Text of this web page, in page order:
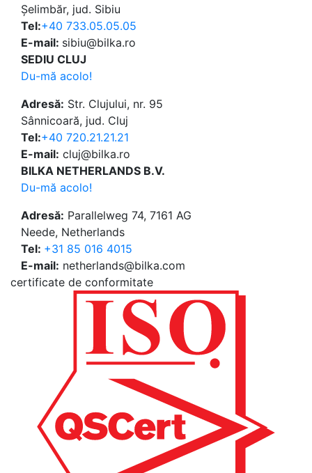
Șelimbăr, jud. Sibiu
Tel:+40 733.05.05.05
E-mail: sibiu@bilka.ro
SEDIU CLUJ
Du-mă acolo!
Adresă: Str. Clujului, nr. 95
Sânnicoară, jud. Cluj
Tel:+40 720.21.21.21
E-mail: cluj@bilka.ro
BILKA NETHERLANDS B.V.
Du-mă acolo!
Adresă: Parallelweg 74, 7161 AG
Neede, Netherlands
Tel: +31 85 016 4015
E-mail: netherlands@bilka.com
certificate de conformitate